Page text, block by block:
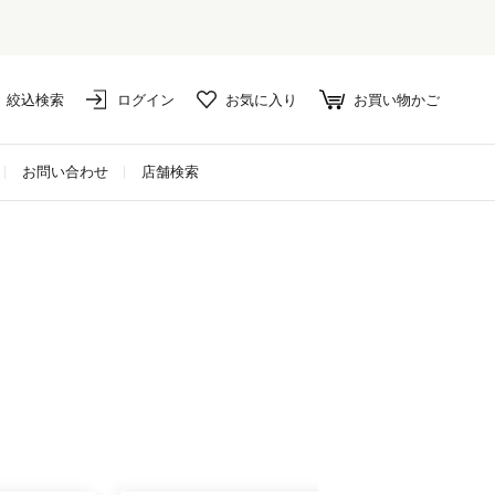
絞込検索 ログイン お気に入り お買い物かご
お問い合わせ 店舗検索